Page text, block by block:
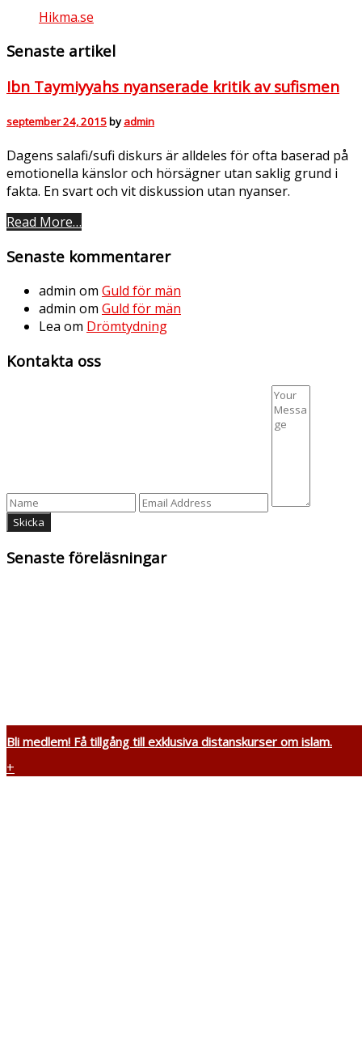
Hikma.se
Senaste artikel
Ibn Taymiyyahs nyanserade kritik av sufismen
september 24, 2015byadmin
Dagens salafi/sufi diskurs är alldeles för ofta baserad på
emotionella känslor och hörsägner utan saklig grund i
fakta. En svart och vit diskussion utan nyanser.
Read More…
Senaste kommentarer
admin om Guld för män
admin om Guld för män
Lea om Drömtydning
Kontakta oss
Senaste föreläsningar
Bli medlem! Få tillgång till exklusiva distanskurser om islam.
+